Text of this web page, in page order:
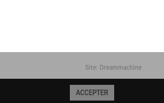
Site: Dreammachine
ACCEPTER